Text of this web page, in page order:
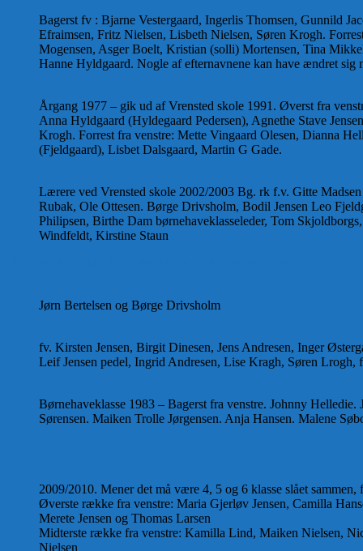
Bagerst fv : Bjarne Vestergaard, Ingerlis Thomsen, Gunnild
Efraimsen, Fritz Nielsen, Lisbeth Nielsen, Søren Krogh.
Mogensen, Asger Boelt, Kristian (solli) Mortensen, Tina
Hanne Hyldgaard. Nogle af efternavnene kan have ændret sig
Årgang 1977 – gik ud af Vrensted skole 1991. Øverst fra
Anna Hyldgaard (Hyldegaard Pedersen), Agnethe Stave
Krogh. Forrest fra venstre: Mette Vingaard Olesen, Dianna
(Fjeldgaard), Lisbet Dalsgaard, Martin G Gade.
Lærere ved Vrensted skole 2002/2003 Bg. rk f.v. Gitte
Rubak, Ole Ottesen. Børge Drivsholm, Bodil Jensen Leo
Philipsen, Birthe Dam børnehaveklasseleder, Tom
Windfeldt, Kirstine Staun
Jørn Bertelsen og Børge Drivsholm
fv. Kirsten Jensen, Birgit Dinesen, Jens Andresen, Inger
Leif Jensen pedel, Ingrid Andresen, Lise Kragh, Søren Lrogh,
Børnehaveklasse 1983 – Bagerst fra venstre. Johnny
Sørensen. Maiken Trolle Jørgensen. Anja Hansen. Malene
2009/2010. Mener det må være 4, 5 og 6 klasse slået
Øverste række fra venstre: Maria Gjerløv Jensen, Camilla
Merete Jensen og Thomas Larsen
Midterste række fra venstre: Kamilla Lind, Maiken Nielsen,
Nielsen